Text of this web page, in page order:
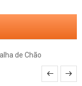
de Chão